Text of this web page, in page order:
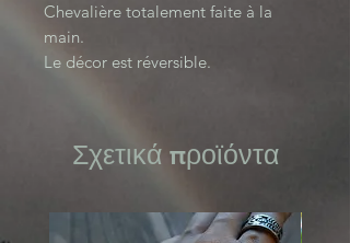
Chevalière totalement faite à la
main.
Le décor est réversible.
8 1/4 US
Moyenne : taille 63
Σχετικά προϊόντα